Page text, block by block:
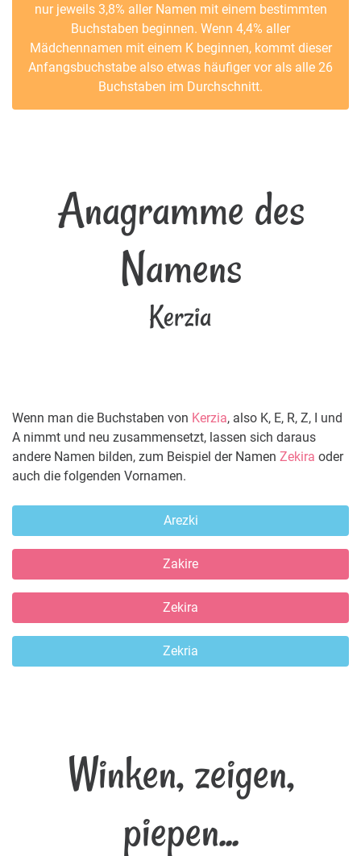
nur jeweils 3,8% aller Namen mit einem bestimmten
Buchstaben beginnen. Wenn 4,4% aller
Mädchennamen mit einem K beginnen, kommt dieser
Anfangsbuchstabe also etwas häufiger vor als alle 26
Buchstaben im Durchschnitt.
Anagramme des
Namens
Kerzia
Wenn man die Buchstaben von Kerzia, also K, E, R, Z, I und
A nimmt und neu zusammensetzt, lassen sich daraus
andere Namen bilden, zum Beispiel der Namen Zekira oder
auch die folgenden Vornamen.
Arezki
Zakire
Zekira
Zekria
Winken, zeigen,
piepen...